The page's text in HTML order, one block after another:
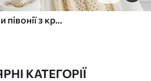
КАТЕГОРІЇ